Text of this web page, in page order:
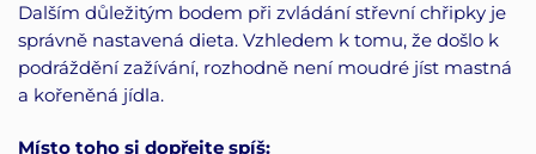
Dalším důležitým bodem při zvládání střevní chřipky je
správně nastavená dieta. Vzhledem k tomu, že došlo k
podráždění zažívání, rozhodně není moudré jíst mastná
a kořeněná jídla.
Místo toho si dopřejte spíš: